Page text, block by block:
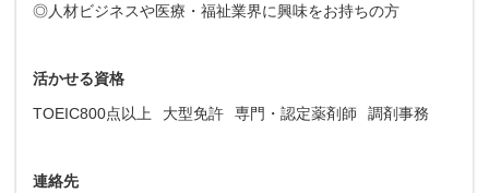
◎人材ビジネスや医療・福祉業界に興味をお持ちの方
活かせる資格
TOEIC800点以上
大型免許 専門・認定薬剤師 調剤事務
連絡先